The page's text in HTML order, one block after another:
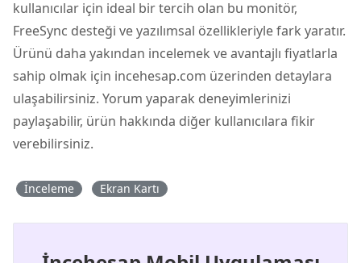
kullanıcılar için ideal bir tercih olan bu monitör,
FreeSync desteği ve yazılımsal özellikleriyle fark yaratır.
Ürünü daha yakından incelemek ve avantajlı fiyatlarla
sahip olmak için incehesap.com üzerinden detaylara
ulaşabilirsiniz. Yorum yaparak deneyimlerinizi
paylaşabilir, ürün hakkında diğer kullanıcılara fikir
verebilirsiniz.
İnceleme Ekran Kartı